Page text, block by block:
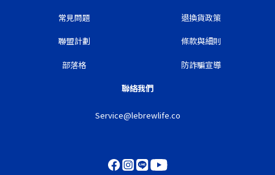
常見問題
聯盟計劃
部落格
退換貨政策
條款與細則
防詐騙宣導
聯絡我們
Service@lebrewlife.co